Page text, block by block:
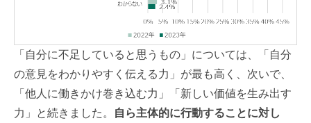
「自分に不足していると思うもの」については、「自分
の意見をわかりやすく伝える力」が最も高く、次いで、
「他人に働きかけ巻き込む力」「新しい価値を生み出す
力」と続きました。
自ら主体的に行動することに対し